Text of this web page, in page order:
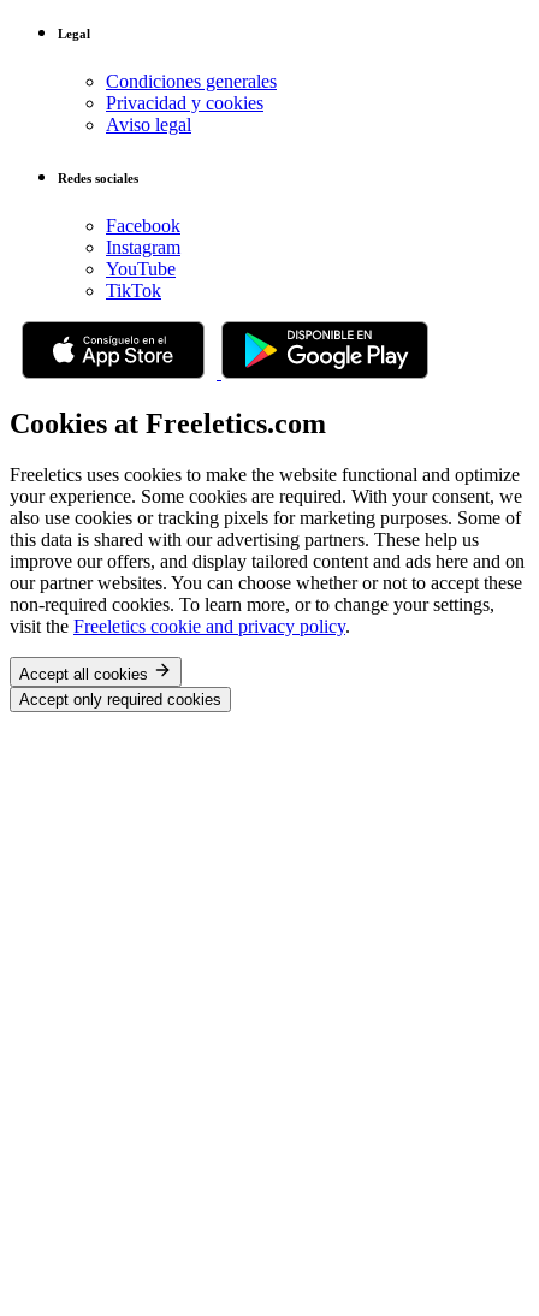
Legal
Condiciones generales
Privacidad y cookies
Aviso legal
Redes sociales
Facebook
Instagram
YouTube
TikTok
Cookies at Freeletics.com
Freeletics uses cookies to make the website functional and optimize
your experience. Some cookies are required. With your consent, we
also use cookies or tracking pixels for marketing purposes. Some of
this data is shared with our advertising partners. These help us
improve our offers, and display tailored content and ads here and on
our partner websites. You can choose whether or not to accept these
non-required cookies. To learn more, or to change your settings,
visit the Freeletics cookie and privacy policy.
Accept all cookies
Accept only required cookies